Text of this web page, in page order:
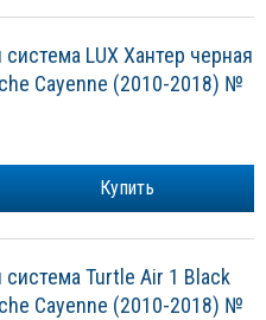
система LUX Хантер черная
Cayenne (2010-2018) №
Купить
система Turtle Air 1 Black
Cayenne (2010-2018) №